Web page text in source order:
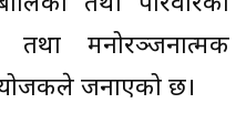
मनोरञ्जनात्मक
जनाएको छ।